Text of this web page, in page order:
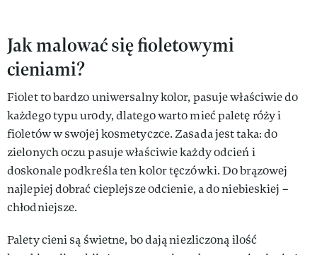
Jak malować się fioletowymi
cieniami?
Fiolet to bardzo uniwersalny kolor, pasuje właściwie do
każdego typu urody, dlatego warto mieć paletę róży i
fioletów w swojej kosmetyczce. Zasada jest taka: do
zielonych oczu pasuje właściwie każdy odcień i
doskonale podkreśla ten kolor tęczówki. Do brązowej
najlepiej dobrać cieplejsze odcienie, a do niebieskiej –
chłodniejsze.
Palety cieni są świetne, bo dają niezliczoną ilość